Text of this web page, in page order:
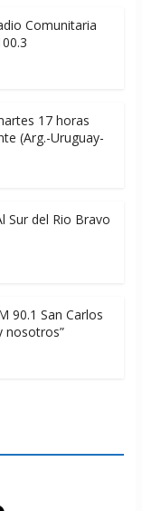
Comunitaria
17 horas
(Arg.-Uruguay-
Sur del Rio Bravo
90.1 San Carlos
nosotros”